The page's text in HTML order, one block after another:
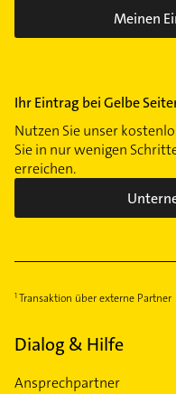
Meinen
Ihr Eintrag bei Gelbe
Nutzen Sie unser
Sie in nur wenigen
erreichen.
Transaktion über externe Partner
Dialog & Hilfe
Ansprechpartner